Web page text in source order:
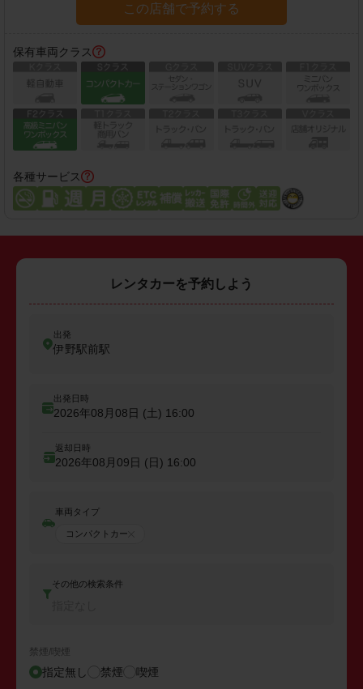
この店舗で予約する
保有車両クラス
各種サービス
レンタカーを予約しよう
出発
伊野駅前駅
出発日時
2026年08月08日 (土) 16:00
返却日時
2026年08月09日 (日) 16:00
車両タイプ
コンパクトカー
その他の検索条件
禁煙/喫煙
指定無し 禁煙 喫煙